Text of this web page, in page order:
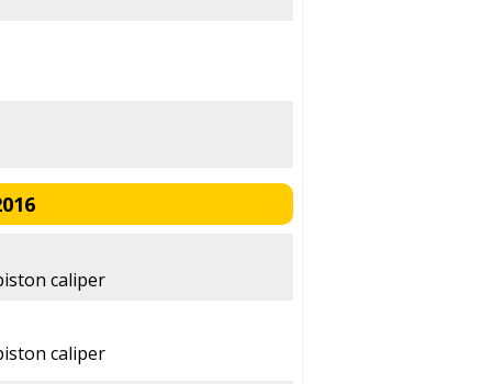
caliper
caliper